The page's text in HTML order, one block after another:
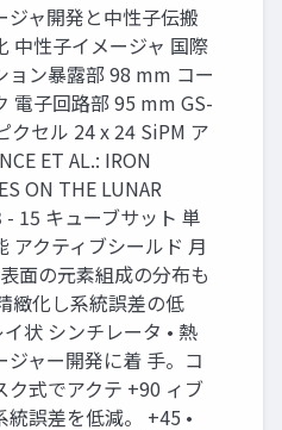
ジャ開発と中性子伝搬
中性子イメージャ 国際
ョン暴露部 98 mm コー
電子回路部 95 mm GS-
クセル 24 x 24 SiPM ア
ET AL.: IRON
ON THE LUNAR
- 15 キューブサット 単
アクティブシールド 月
面の元素組成の分布も
緻化し系統誤差の低
状 シンチレータ • 熱
ジャー開発に着 手。コ
ク式でアクテ +90 ィブ
統誤差を低減。 +45 •